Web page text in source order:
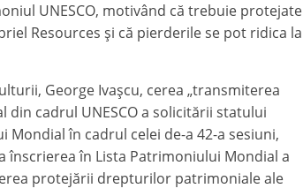
UNESCO, motivând că trebuie protejate
Resources și că pierderile se pot ridica la
George Ivașcu, cerea „transmiterea
cadrul UNESCO a solicitării statului
în cadrul celei de-a 42-a sesiuni,
înscrierea în Lista Patrimoniului Mondial a
protejării drepturilor patrimoniale ale